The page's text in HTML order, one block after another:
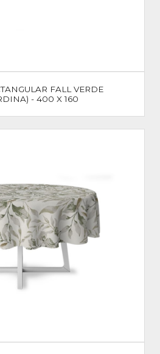
FALL VERDE
- 400 X 160